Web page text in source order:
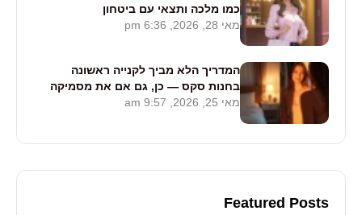
כמו מלכה ותצאי עם ביטחון
מאי 28, 2026, 6:36 pm
המדריך הלא מביך לקנייה ראשונה
בחנות סקס — כן, גם אם את מסמיקה
עכשיו
מאי 25, 2026, 9:57 am
Featured Posts